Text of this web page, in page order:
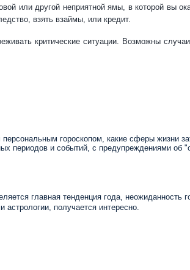
или другой неприятной ямы, в которой вы
взять взаймы, или кредит.
критические ситуации. Возможны
гороскопом, какие сферы жизни
периодов и событий, с предупреждениями об
главная тенденция года, неожиданность
астрологии, получается интересно.